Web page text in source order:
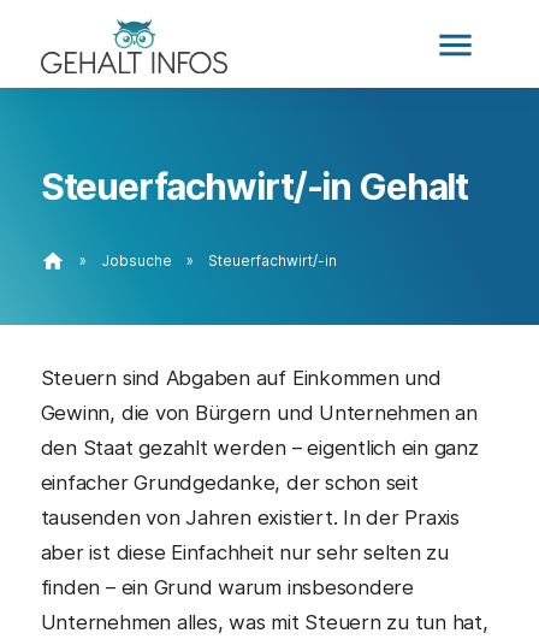
menu
Steuerfachwirt/-in Gehalt
home » Jobsuche » Steuerfachwirt/-in
Steuern sind Abgaben auf Einkommen und
Gewinn, die von Bürgern und Unternehmen an
den Staat gezahlt werden – eigentlich ein ganz
einfacher Grundgedanke, der schon seit
tausenden von Jahren existiert. In der Praxis
aber ist diese Einfachheit nur sehr selten zu
finden – ein Grund warum insbesondere
Unternehmen alles, was mit Steuern zu tun hat,